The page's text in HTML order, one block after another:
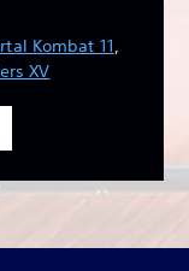
Kombat 11,
XV